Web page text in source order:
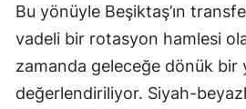
Bu yönüyle Beşiktaş’ın
vadeli bir rotasyon hamlesi
zamanda geleceğe dönük bir
değerlendiriliyor. Siyah-